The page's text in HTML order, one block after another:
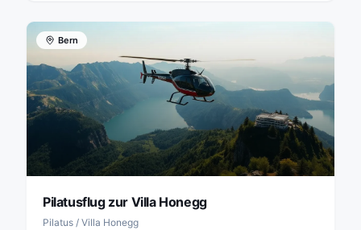
Bern
Pilatusflug zur Villa Honegg
Pilatus / Villa Honegg